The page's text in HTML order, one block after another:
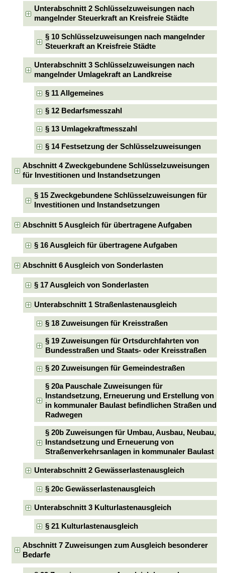
Unterabschnitt 2 Schlüsselzuweisungen nach
mangelnder Steuerkraft an Kreisfreie Städte
§ 10 Schlüsselzuweisungen nach mangelnder
Steuerkraft an Kreisfreie Städte
Unterabschnitt 3 Schlüsselzuweisungen nach
mangelnder Umlagekraft an Landkreise
§ 11 Allgemeines
§ 12 Bedarfsmesszahl
§ 13 Umlagekraftmesszahl
§ 14 Festsetzung der Schlüsselzuweisungen
Abschnitt 4 Zweckgebundene Schlüsselzuweisungen
für Investitionen und Instandsetzungen
§ 15 Zweckgebundene Schlüsselzuweisungen für
Investitionen und Instandsetzungen
Abschnitt 5 Ausgleich für übertragene Aufgaben
§ 16 Ausgleich für übertragene Aufgaben
Abschnitt 6 Ausgleich von Sonderlasten
§ 17 Ausgleich von Sonderlasten
Unterabschnitt 1 Straßenlastenausgleich
§ 18 Zuweisungen für Kreisstraßen
§ 19 Zuweisungen für Ortsdurchfahrten von
Bundesstraßen und Staats- oder Kreisstraßen
§ 20 Zuweisungen für Gemeindestraßen
§ 20a Pauschale Zuweisungen für
Instandsetzung, Erneuerung und Erstellung von
in kommunaler Baulast befindlichen Straßen und
Radwegen
§ 20b Zuweisungen für Umbau, Ausbau, Neubau,
Instandsetzung und Erneuerung von
Straßenverkehrsanlagen in kommunaler Baulast
Unterabschnitt 2 Gewässerlastenausgleich
§ 20c Gewässerlastenausgleich
Unterabschnitt 3 Kulturlastenausgleich
§ 21 Kulturlastenausgleich
Abschnitt 7 Zuweisungen zum Ausgleich besonderer
Bedarfe